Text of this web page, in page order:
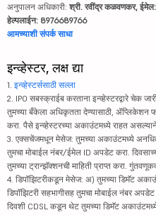
अनुपालन अधिकारी: श्री. रवींद्र कळवणकर,
हेल्पलाईन: 8976689766
आमच्याशी संपर्क साधा
इन्व्हेस्टर, लक्ष द्या
1. इन्व्हेस्टर्ससाठी सल्ला
2. IPO सबस्क्राईब करताना इन्व्हेस्टरद्वारे चेक
तुमच्या बँकेला अधिकृतता देण्यासाठी, ॲप्लिकेशन
करा. पैसे इन्व्हेस्टरच्या अकाउंटमध्ये राहत असल्याने
3. एक्सचेंजमधून मेसेज: तुमच्या अकाउंटमध्ये
तुमचा मोबाईल नंबर/ईमेल ID अपडेट करा.
तुमच्या ट्रान्झॅक्शनची माहिती प्राप्त करा.
4. डिपॉझिटरीकडून मेसेज: अ) तुमच्या डिमॅट
डिपॉझिटरी सहभागीसह तुमचा मोबाईल नंबर अपडेट
दिवशी CDSL कडून थेट तुमच्या डिमॅट अकाउंटमध्ये